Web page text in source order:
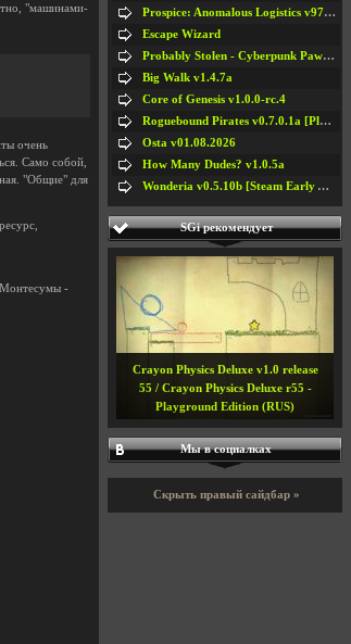
"машинами-
очень
Само собой,
"Общие" для
Монтесумы -
Prospice: Anomalous Logistics v97 [Playtest]
Escape Wizard
Probably Stolen - Cyberpunk Pawnshop Simulator v048c [Playtest]
Big Walk v1.4.7a
Core of Genesis v1.0.0-rc.4
Roguebound Pirates v0.7.0.1a [Playtest]
Osta v01.08.2026
How Many Dudes? v1.0.5a
Wonderia v0.5.10b [Steam Early Access]
SGi рекомендует
Crayon Physics Deluxe v1.0 release
55 / Crayon Physics Deluxe r55 -
Playground Edition (RUS)
Мы в социалках
Скрыть правый сайдбар »